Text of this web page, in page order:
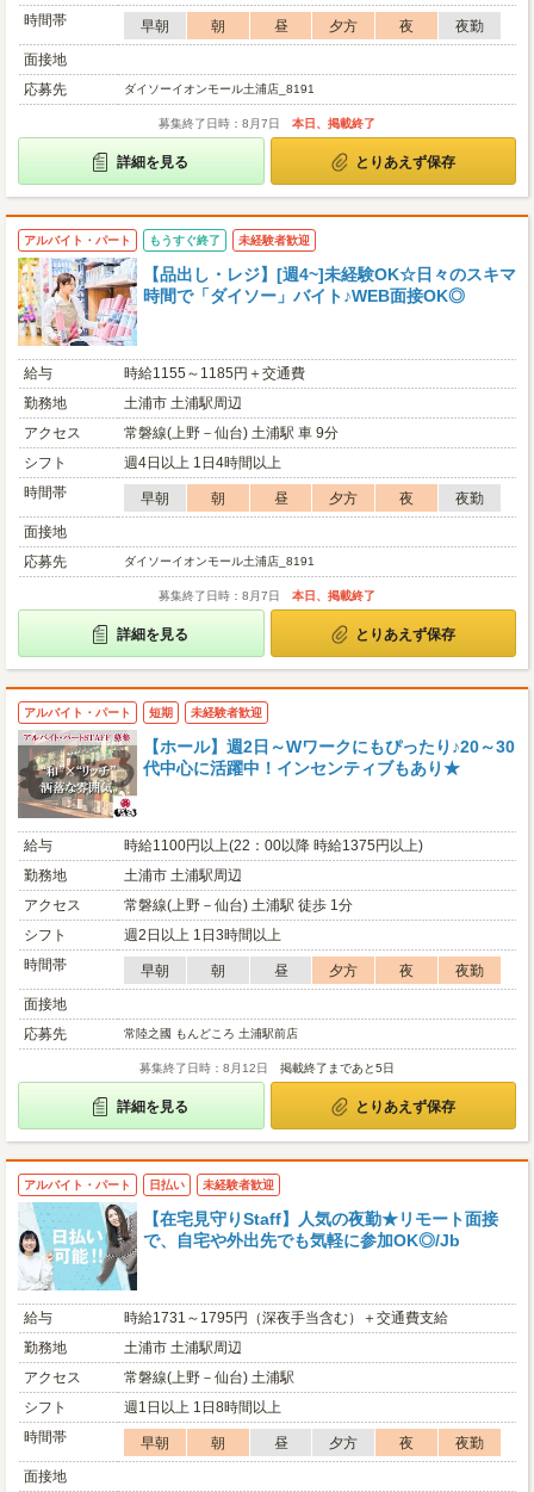
時間帯
早朝 朝 昼 夕方 夜
夜勤
面接地
応募先
ダイソーイオンモール土浦店_8191
募集終了日時：8月7日 本日、掲載終了
詳細を見る とりあえず保存
アルバイト・パート もうすぐ終了 未経験者歓迎
【品出し・レジ】[週4~]未経験OK☆日々のスキマ
時間で「ダイソー」バイト♪WEB面接OK◎
給与
時給1155～1185円＋交通費
勤務地
土浦市 土浦駅周辺
アクセス
常磐線(上野－仙台) 土浦駅 車 9分
シフト
週4日以上 1日4時間以上
時間帯
早朝 朝 昼 夕方 夜
夜勤
面接地
応募先
ダイソーイオンモール土浦店_8191
募集終了日時：8月7日 本日、掲載終了
詳細を見る とりあえず保存
アルバイト・パート 短期 未経験者歓迎
【ホール】週2日～Wワークにもぴったり♪20～30
代中心に活躍中！インセンティブもあり★
給与
時給1100円以上(22：00以降 時給1375円以上)
勤務地
土浦市 土浦駅周辺
アクセス
常磐線(上野－仙台) 土浦駅 徒歩 1分
シフト
週2日以上 1日3時間以上
時間帯
早朝 朝 昼 夕方 夜
夜勤
面接地
応募先
常陸之國 もんどころ 土浦駅前店
募集終了日時：8月12日 掲載終了まであと5日
詳細を見る とりあえず保存
アルバイト・パート 日払い 未経験者歓迎
【在宅見守りStaff】人気の夜勤★リモート面接
で、自宅や外出先でも気軽に参加OK◎/Jb
給与
時給1731～1795円（深夜手当含む）＋交通費支給
勤務地
土浦市 土浦駅周辺
アクセス
常磐線(上野－仙台) 土浦駅
シフト
週1日以上 1日8時間以上
時間帯
早朝 朝 昼 夕方 夜
夜勤
面接地